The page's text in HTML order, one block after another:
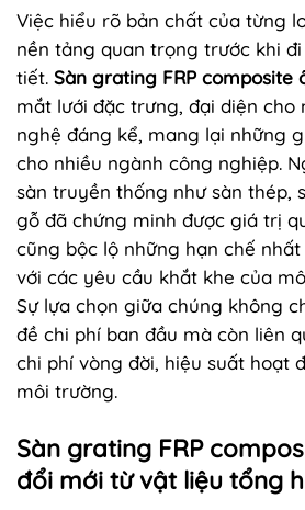
Việc hiểu rõ bản chất của từng
nền tảng quan trọng trước khi đi
tiết. Sàn grating FRP composite
mắt lưới đặc trưng, đại diện cho
nghệ đáng kể, mang lại những
cho nhiều ngành công nghiệp.
sàn truyền thống như sàn thép,
gỗ đã chứng minh được giá trị
cũng bộc lộ những hạn chế
với các yêu cầu khắt khe của
Sự lựa chọn giữa chúng không
đề chi phí ban đầu mà còn liên
chi phí vòng đời, hiệu suất hoạt
môi trường.
Sàn grating FRP
đổi mới từ vật liệu tổng